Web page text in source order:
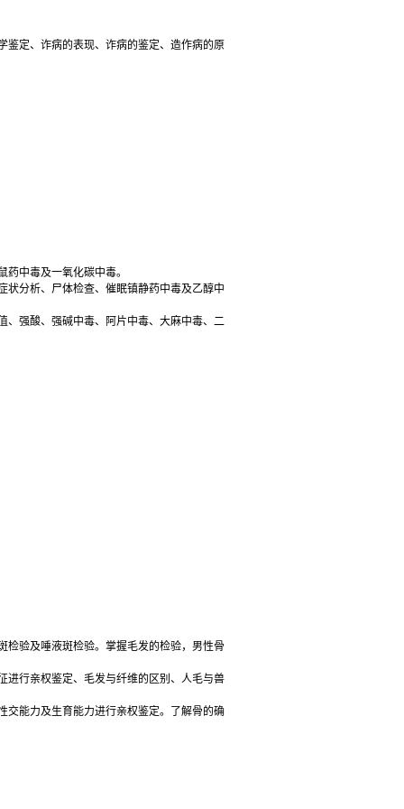
定、诈病的表现、诈病的鉴定、造作病的原
中毒及一氧化碳中毒。
分析、尸体检查、催眠镇静药中毒及乙醇中
强酸、强碱中毒、阿片中毒、大麻中毒、二
验及唾液斑检验。掌握毛发的检验，男性骨
行亲权鉴定、毛发与纤维的区别、人毛与兽
能力及生育能力进行亲权鉴定。了解骨的确